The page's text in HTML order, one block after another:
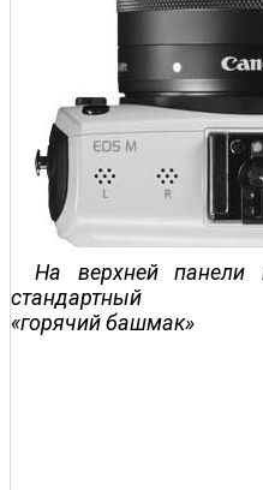
На верхней панели
стандартный
«горячий башмак»